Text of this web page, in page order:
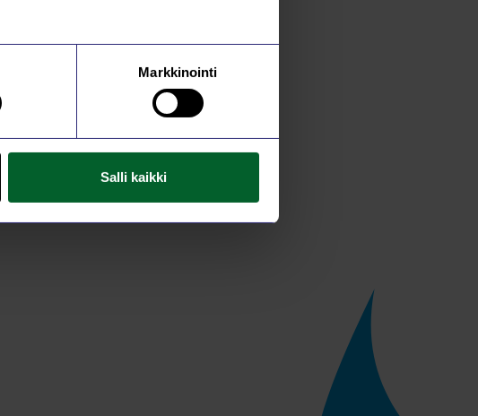
Markkinointi
Salli kaikki